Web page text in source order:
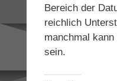
Bereich der
reichlich
manchmal
sein.